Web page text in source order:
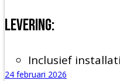
Levering:
Inclusief
24 februari 2026